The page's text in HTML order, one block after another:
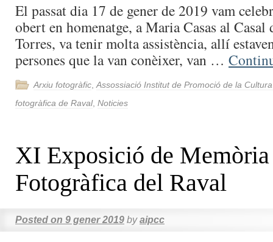
El passat dia 17 de gener de 2019 vam
obert en homenatge, a Maria Casas al
Torres, va tenir molta assistència, allí
persones que la van conèixer, van …
Arxiu fotogràfic Assossiació Institut de Promoció de la
fotogràfica de Raval, Noticies
XI Exposició de Memòria
Fotogràfica del Raval
Posted on 9 gener 2019 by aipcc